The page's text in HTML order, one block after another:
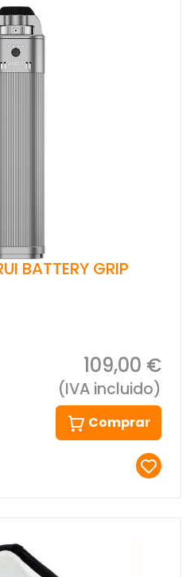
BATTERY GRIP
109,00 €
(IVA incluido)
Comprar